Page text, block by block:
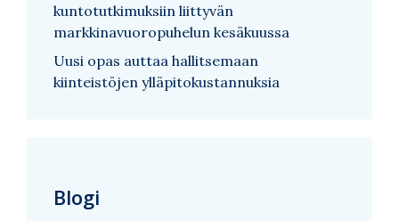
kuntotutkimuksiin liittyvän
markkinavuoropuhelun kesäkuussa
Uusi opas auttaa hallitsemaan
kiinteistöjen ylläpitokustannuksia
Blogi